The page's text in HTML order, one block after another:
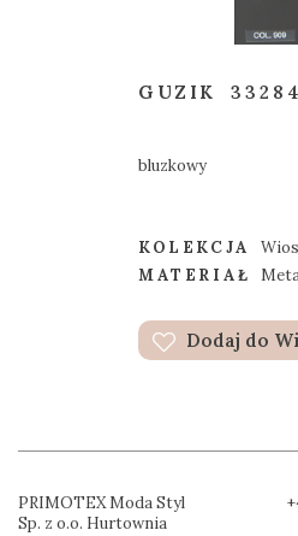
GUZIK
bluzkowy
KOLEKCJA
MATERIAŁ
Dodaj do
PRIMOTEX Moda Styl
Sp. z o.o. Hurtownia